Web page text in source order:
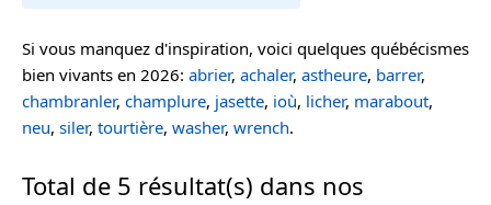
Si vous manquez d'inspiration, voici quelques québécismes
bien vivants en 2026: abrier, achaler, astheure, barrer,
chambranler, champlure, jasette, ioù, licher, marabout,
neu, siler, tourtière, washer, wrench.
Total de 5 résultat(s) dans nos